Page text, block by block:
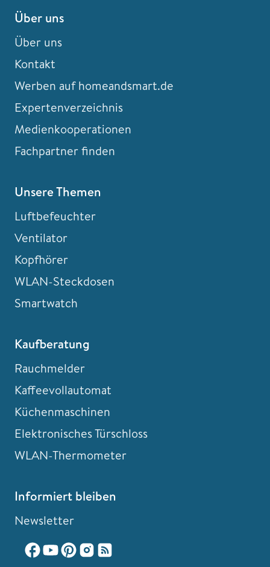
Über uns
Über uns
Kontakt
Werben auf homeandsmart.de
Expertenverzeichnis
Medienkooperationen
Fachpartner finden
Unsere Themen
Luftbefeuchter
Ventilator
Kopfhörer
WLAN-Steckdosen
Smartwatch
Kaufberatung
Rauchmelder
Kaffeevollautomat
Küchenmaschinen
Elektronisches Türschloss
WLAN-Thermometer
Informiert bleiben
Newsletter